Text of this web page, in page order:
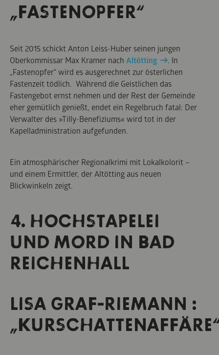
„FASTENOPFER“
Seit 2015 schickt Anton Leiss-Huber seinen jungen
Oberkommissar Max Kramer nach Altötting
. In
„Fastenopfer“ wird es ausgerechnet zur österlichen
Fastenzeit tödlich. Während die Geistlichen das
Fastengebot ernst nehmen und der Rest der Gemeinde
eher gemütlich genießt, endet ein Regelbruch fatal: Der
Verwalter des »Tilly-Benefiziums« wird tot in der
Kapelladministration aufgefunden.
Ein atmosphärischer Regionalkrimi mit Lokalkolorit –
und einem Ermittler, der Altötting aus neuen
Blickwinkeln zeigt.
4. HOCHSTAPELEI
UND MORD IN BAD
REICHENHALL
LISA GRAF-RIEMANN :